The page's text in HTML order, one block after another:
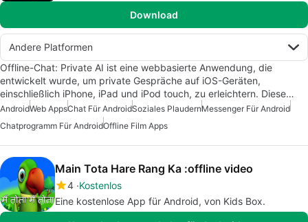
Download
Andere Platformen
Offline-Chat: Private AI ist eine webbasierte Anwendung, die
entwickelt wurde, um private Gespräche auf iOS-Geräten,
einschließlich iPhone, iPad und iPod touch, zu erleichtern. Diese…
AndroidWeb AppsChat Für AndroidSoziales PlaudernMessenger Für Android
Chatprogramm Für AndroidOffline Film Apps
Main Tota Hare Rang Ka :offline video
4 Kostenlos
Eine kostenlose App für Android, von Kids Box.